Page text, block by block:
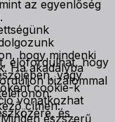
az egyenlőség
hogy mindenki
Ha akadályba
bizalommal
címen:
észszerű
előfordulhat, hogy
vagy
cookie-k
vonatkozhat
és